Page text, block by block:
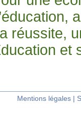
réussite,
et
Mentions légales |